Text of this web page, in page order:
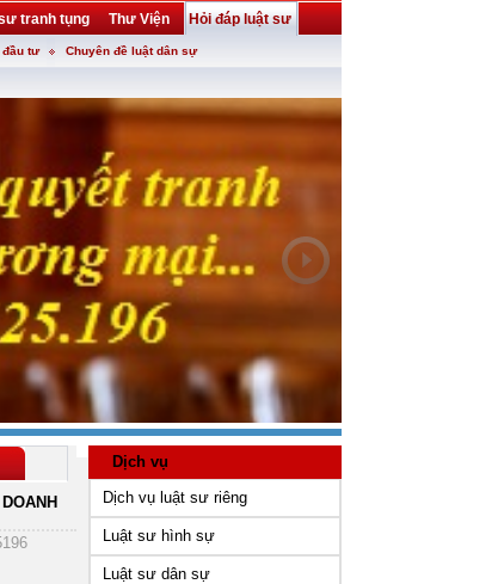
tranh tụng Thư Viện Hỏi đáp luật sư
đầu tư Chuyên đề luật dân sự
Dịch vụ
Dịch vụ luật sư riêng
Luật sư hình sự
Luật sư dân sự